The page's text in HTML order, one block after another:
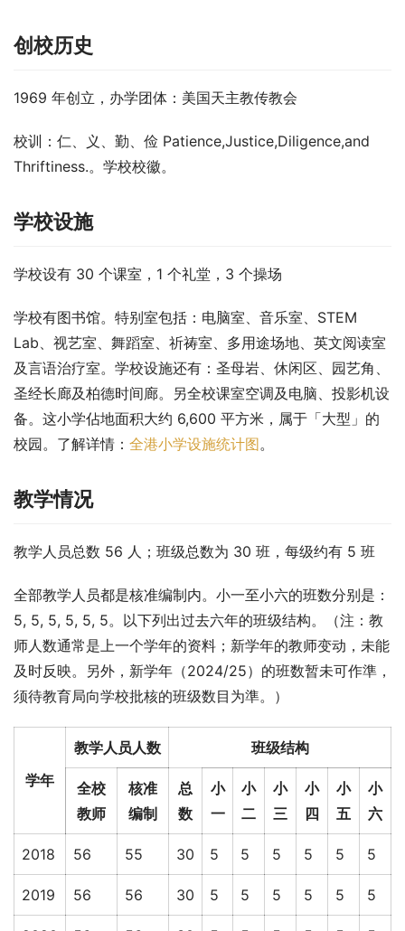
创校历史
1969 年创立，办学团体：美国天主教传教会
校训：仁、义、勤、俭 Patience,Justice,Diligence,and
Thriftiness.。学校校徽。
学校设施
学校设有 30 个课室，1 个礼堂，3 个操场
学校有图书馆。特别室包括：电脑室、音乐室、STEM
Lab、视艺室、舞蹈室、祈祷室、多用途场地、英文阅读室
及言语治疗室。学校设施还有：圣母岩、休闲区、园艺角、
圣经长廊及柏德时间廊。另全校课室空调及电脑、投影机设
备。这小学佔地面积大约 6,600 平方米，属于「大型」的
校园。了解详情： 全港小学设施统计图。
教学情况
教学人员总数 56 人；班级总数为 30 班，每级约有 5 班
全部教学人员都是核准编制内。小一至小六的班数分别是：
5, 5, 5, 5, 5, 5。以下列出过去六年的班级结构。（注：教
师人数通常是上一个学年的资料；新学年的教师变动，未能
及时反映。另外，新学年（2024/25）的班数暂未可作準，
须待教育局向学校批核的班级数目为準。）
学年
教学人员人数 班级结构
全校
教师
核准
编制
总
数
小
一
小
二
小
三
小
四
小
五
小
六
2018 56 55 30 5 5 5 5 5 5
2019 56 56 30 5 5 5 5 5 5